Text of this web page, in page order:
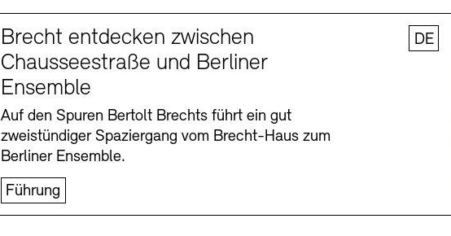
Brecht entdecken zwischen
Chausseestraße und Berliner
Ensemble
Auf den Spuren Bertolt Brechts führt ein gut
zweistündiger Spaziergang vom Brecht-Haus zum
Berliner Ensemble.
Führung
DE